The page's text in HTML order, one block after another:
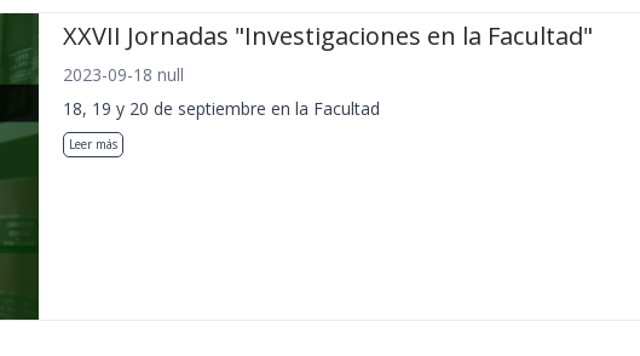
XXVII Jornadas "Investigaciones en la Facultad"
2023-09-18 null
18, 19 y 20 de septiembre en la Facultad
Leer más